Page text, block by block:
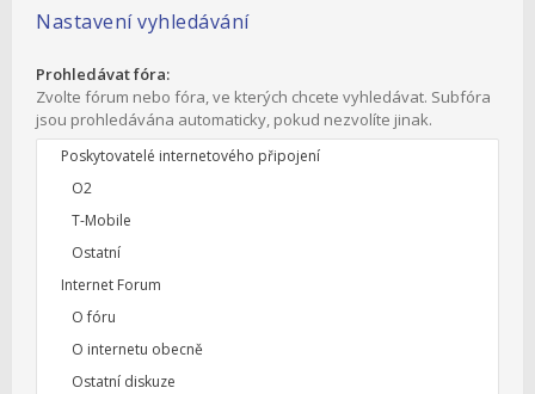
Nastavení vyhledávání
Prohledávat fóra:
Zvolte fórum nebo fóra, ve kterých chcete vyhledávat. Subfóra
jsou prohledávána automaticky, pokud nezvolíte jinak.